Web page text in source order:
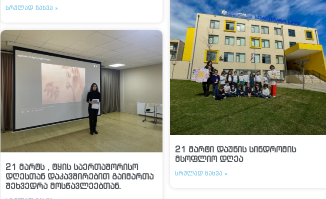
ᲡᲠᲣᲚᲐᲓ ᲜᲐᲮᲕᲐ »
21 მარტს , ტყის საერთაშორისო
დღესთან დაკავშირებით გაიმართა
შეხვედრა მოსწავლეებთან.
21 მარტი დაუნის სინდრომის
მსოფლიო დღეა
ᲡᲠᲣᲚᲐᲓ ᲜᲐᲮᲕᲐ »